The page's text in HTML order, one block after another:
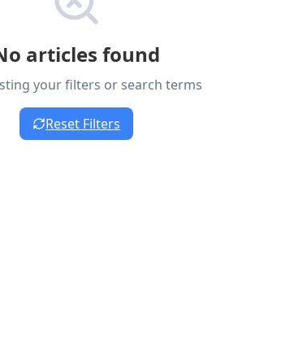
articles found
your filters or search terms
Reset Filters